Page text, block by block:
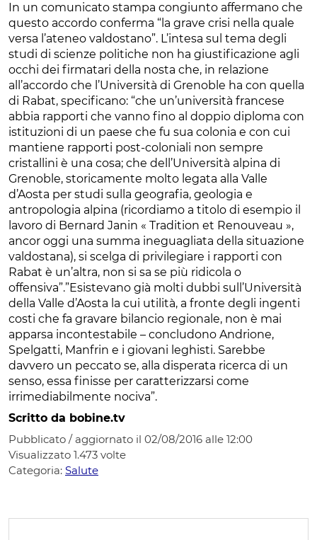
In un comunicato stampa congiunto affermano che
questo accordo conferma “la grave crisi nella quale
versa l’ateneo valdostano”. L’intesa sul tema degli
studi di scienze politiche non ha giustificazione agli
occhi dei firmatari della nosta che, in relazione
all’accordo che l’Università di Grenoble ha con quella
di Rabat, specificano: “che un’università francese
abbia rapporti che vanno fino al doppio diploma con
istituzioni di un paese che fu sua colonia e con cui
mantiene rapporti post-coloniali non sempre
cristallini è una cosa; che dell’Università alpina di
Grenoble, storicamente molto legata alla Valle
d’Aosta per studi sulla geografia, geologia e
antropologia alpina (ricordiamo a titolo di esempio il
lavoro di Bernard Janin « Tradition et Renouveau »,
ancor oggi una summa ineguagliata della situazione
valdostana), si scelga di privilegiare i rapporti con
Rabat è un’altra, non si sa se più ridicola o
offensiva”.”Esistevano già molti dubbi sull’Università
della Valle d’Aosta la cui utilità, a fronte degli ingenti
costi che fa gravare bilancio regionale, non è mai
apparsa incontestabile – concludono Andrione,
Spelgatti, Manfrin e i giovani leghisti. Sarebbe
davvero un peccato se, alla disperata ricerca di un
senso, essa finisse per caratterizzarsi come
irrimediabilmente nociva”.
Scritto da bobine.tv
Pubblicato / aggiornato il 02/08/2016 alle 12:00
Visualizzato 1.473 volte
Categoria: Salute